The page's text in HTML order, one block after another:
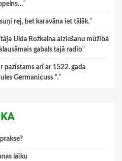
”
rej, bet karavāna iet tālāk.”
Ulda Rožkalna aiziešanu mūžībā
gabals tajā radio”
pazīstams arī ar 1522. gada
Germanicuss ".”
laiku